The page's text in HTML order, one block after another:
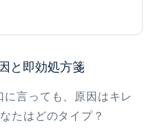
と即効処方箋
言っても、原因はキレ
たはどのタイプ？